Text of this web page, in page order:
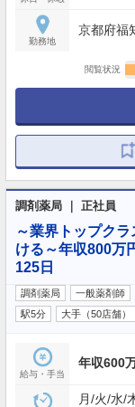
勤務地
京都府福
閲覧状況
調剤薬局 ｜ 正社員
～業界トップク
ける～年収800万
125日
調剤薬局 一般薬剤師
駅5分
大手（50店舗）
給与・手当
年収600
月/火/水/